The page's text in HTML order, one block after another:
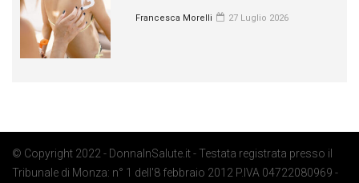
Francesca Morelli 27 Luglio 2026
© Copyright 2022 - DonnaInSalute.it - Testata registrata presso il
Tribunale di Monza: n° 1 dell'8 febbraio 2012 P.IVA 04722080969 -